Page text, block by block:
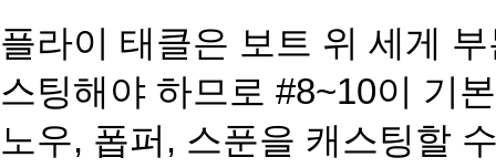
플라이 태클은 보트 위 세게
스팅해야 하므로 #8~10이 기
노우, 폽퍼, 스푼을 캐스팅할